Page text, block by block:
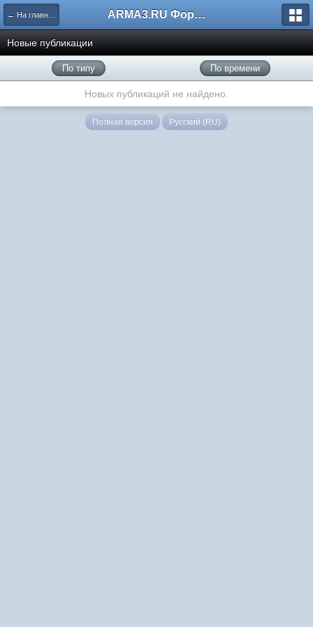
← На главную ARMA3.RU Форум
Новые публикации
По типу По времени
Новых публикаций не найдено.
Полная версия Русский (RU)